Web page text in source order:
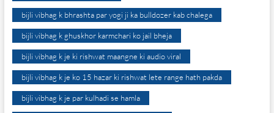
bijli vibhag k bhrashta par yogi ji ka bulldozer kab chalega
bijli vibhag k ghuskhor karmchari ko jail bheja
bijli vibhag k je ki rishwat maangne ki audio viral
bijli vibhag k je ko 15 hazar ki rishwat lete range hath pakda
bijli vibhag k je par kulhadi se hamla